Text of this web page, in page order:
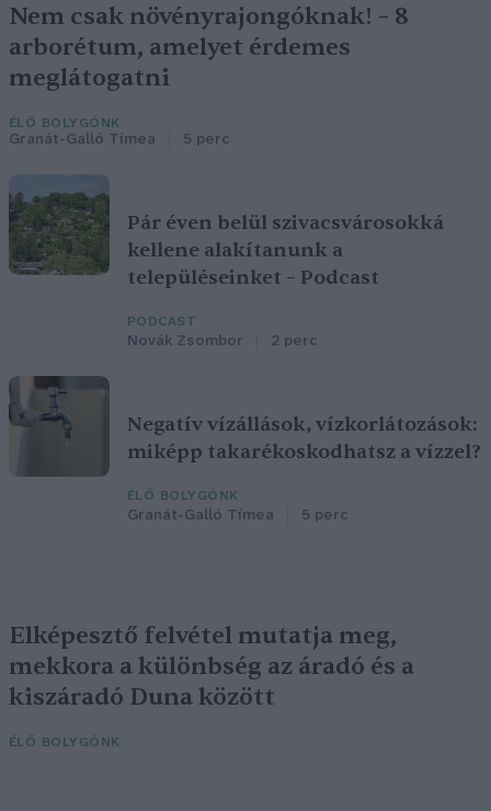
Nem csak növényrajongóknak! – 8
arborétum, amelyet érdemes
meglátogatni
ÉLŐ BOLYGÓNK
Granát-Galló Tímea 5 perc
Pár éven belül szivacsvárosokká
kellene alakítanunk a
településeinket – Podcast
PODCAST
Novák Zsombor 2 perc
Negatív vízállások, vízkorlátozások:
miképp takarékoskodhatsz a vízzel?
ÉLŐ BOLYGÓNK
Granát-Galló Tímea 5 perc
Elképesztő felvétel mutatja meg,
mekkora a különbség az áradó és a
kiszáradó Duna között
ÉLŐ BOLYGÓNK